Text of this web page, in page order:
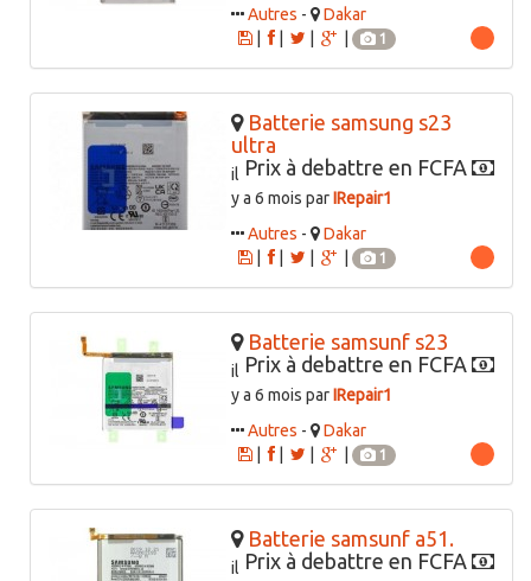
Autres -
Dakar
|
1
Batterie samsung s23
ultra
Prix à debattre en FCFA
il
y a 6 mois parIRepair1
Autres -
Dakar
|
1
Batterie samsunf s23
Prix à debattre en FCFA
il
y a 6 mois parIRepair1
Autres -
Dakar
|
1
Batterie samsunf a51.
Prix à debattre en FCFA
il